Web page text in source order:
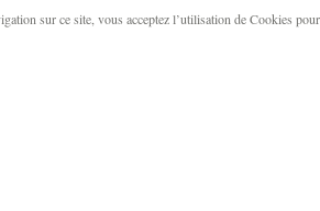
sur ce site, vous acceptez l’utilisation de Cookies